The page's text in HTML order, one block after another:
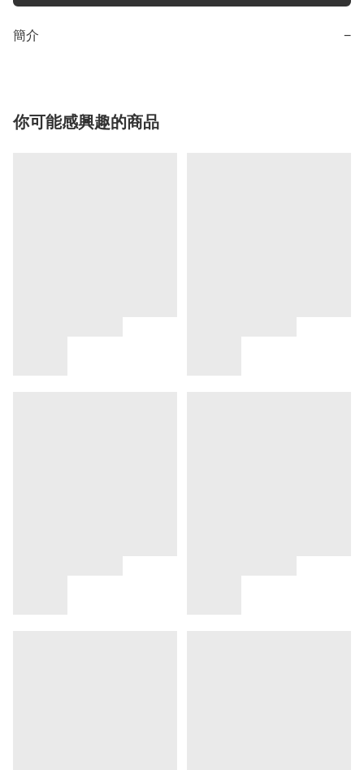
簡介 −
你可能感興趣的商品